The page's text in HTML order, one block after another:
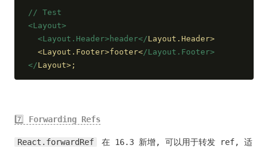
// Test
<Layout>
  <Layout.Header>header</
Layout.Header>
  <Layout.Footer>footer<
/Layout.Footer>
</Layout>;
7️⃣ Forwarding Refs
React.forwardRef
在 16.3 新增, 可以用于转发 ref, 适